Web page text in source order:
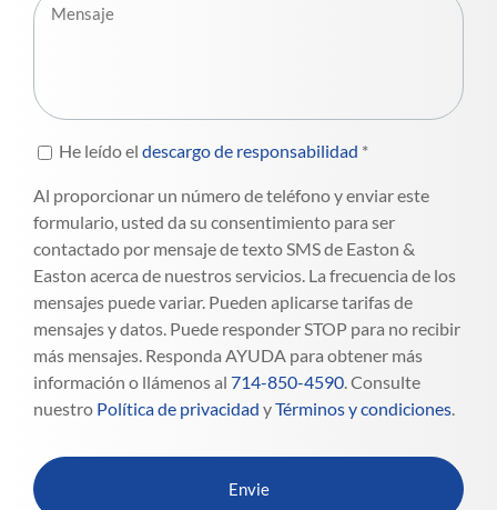
He leído el descargo de responsabilidad *
Al proporcionar un número de teléfono y enviar este
formulario, usted da su consentimiento para ser
contactado por mensaje de texto SMS de Easton &
Easton acerca de nuestros servicios. La frecuencia de los
mensajes puede variar. Pueden aplicarse tarifas de
mensajes y datos. Puede responder STOP para no recibir
más mensajes. Responda AYUDA para obtener más
información o llámenos al 714-850-4590 . Consulte
nuestro Política de privacidad yTérminos y condiciones